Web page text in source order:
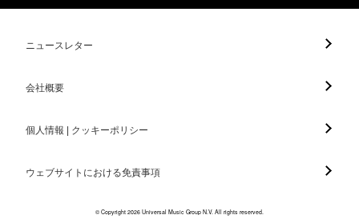
ニュースレター
会社概要
個人情報 | クッキーポリシー
ウェブサイトにおける免責事項
© Copyright 2026 Universal Music Group N.V. All rights reserved.